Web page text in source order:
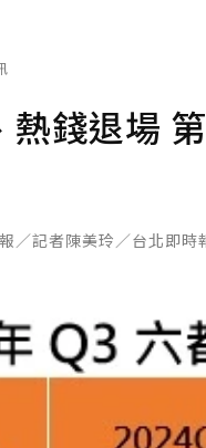
熱錢退場
／記者陳美玲／台北即時